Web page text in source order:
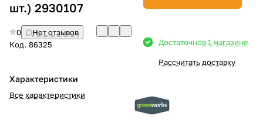
шт.) 2930107
0
Нет отзывов
Код. 86325
Характеристики
Все характеристики
Достаточнов 1 магазине
Рассчитать доставку
Добавляйте товары
Оплачивайте сегодня только
% картой любого банка